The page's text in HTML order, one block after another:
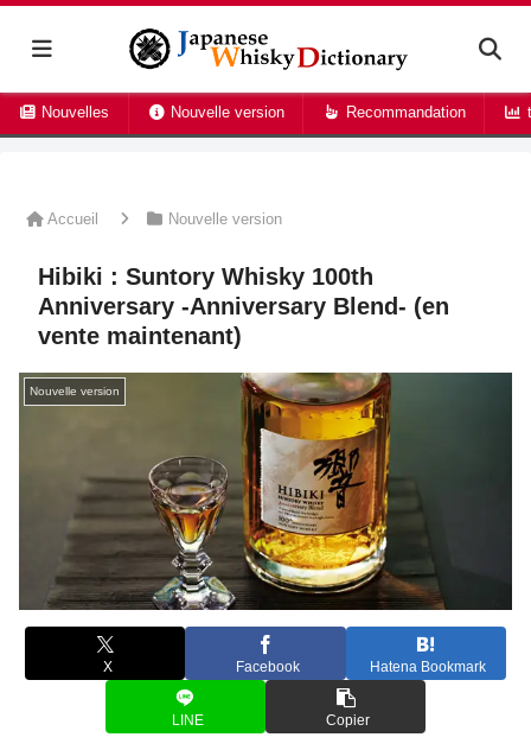
Nouvelles Nouvelle version Recommandation
Accueil Nouvelle version
Hibiki : Suntory Whisky 100th
Anniversary -Anniversary Blend- (en
vente maintenant)
Nouvelle version
X Facebook Hatena Bookmark
LINE Copier